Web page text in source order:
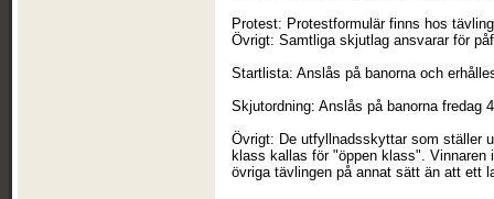
Protest: Protestformulär finns hos
Övrigt: Samtliga skjutlag ansvarar för
Startlista: Anslås på banorna och
Skjutordning: Anslås på banorna fredag
Övrigt: De utfyllnadsskyttar som ställer
klass kallas för "öppen klass".
övriga tävlingen på annat sätt än att ett